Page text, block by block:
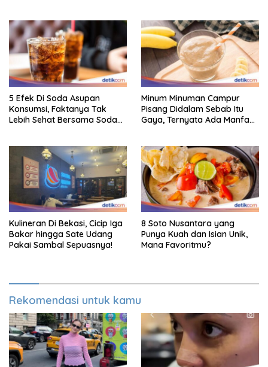
5 Efek Di Soda Asupan
Konsumsi, Faktanya Tak
Lebih Sehat Bersama Soda
Minum Minuman Campur
Pisang Didalam Sebab Itu
Gaya, Ternyata Ada Manfaat
Kulineran Di Bekasi, Cicip Iga
Bakar hingga Sate Udang
Pakai Sambal Sepuasnya!
8 Soto Nusantara yang
Punya Kuah dan Isian Unik,
Mana Favoritmu?
Rekomendasi untuk kamu